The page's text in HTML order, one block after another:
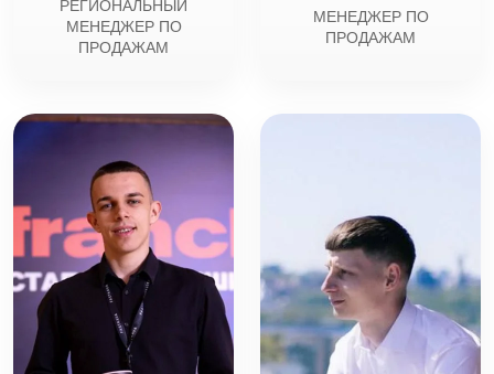
РЕГИОНАЛЬНЫЙ
МЕНЕДЖЕР ПО
ПРОДАЖАМ
МЕНЕДЖЕР ПО
ПРОДАЖАМ